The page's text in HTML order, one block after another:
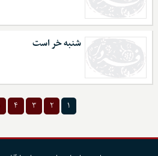
شنبه خر است
۱ ۲ ۳ ۴